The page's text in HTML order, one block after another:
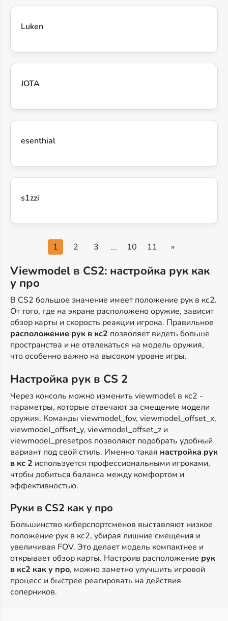
Luken
JOTA
esenthial
s1zzi
1 2 3 ... 10 11 »
Viewmodel в CS2: настройка рук как
у про
В CS2 большое значение имеет положение рук в кс2.
От того, где на экране расположено оружие, зависит
обзор карты и скорость реакции игрока. Правильное
расположение рук в кс2 позволяет видеть больше
пространства и не отвлекаться на модель оружия,
что особенно важно на высоком уровне игры.
Настройка рук в CS 2
Через консоль можно изменить viewmodel в кс2 -
параметры, которые отвечают за смещение модели
оружия. Команды viewmodel_fov, viewmodel_offset_x,
viewmodel_offset_y, viewmodel_offset_z и
viewmodel_presetpos позволяют подобрать удобный
вариант под свой стиль. Именно такая настройка рук
в кс 2 используется профессиональными игроками,
чтобы добиться баланса между комфортом и
эффективностью.
Руки в CS2 как у про
Большинство киберспортсменов выставляют низкое
положение рук в кс2, убирая лишние смещения и
увеличивая FOV. Это делает модель компактнее и
открывает обзор карты. Настроив расположение рук
в кс2 как у про, можно заметно улучшить игровой
процесс и быстрее реагировать на действия
соперников.